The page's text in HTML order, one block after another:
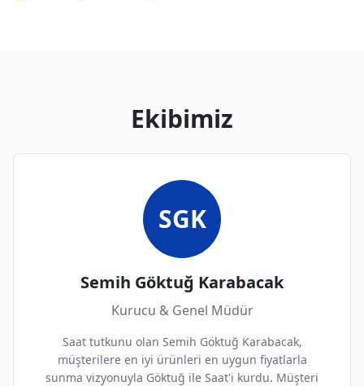
Ekibimiz
SGK
Semih Göktuğ Karabacak
Kurucu & Genel Müdür
Saat tutkunu olan Semih Göktuğ Karabacak,
müşterilere en iyi ürünleri en uygun fiyatlarla
sunma vizyonuyla Göktuğ ile Saat'i kurdu. Müşteri